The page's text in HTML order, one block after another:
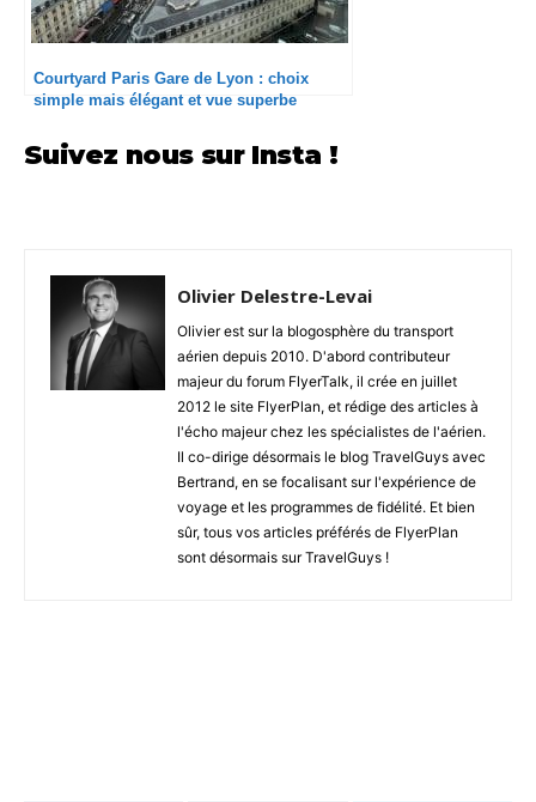
Courtyard Paris Gare de Lyon : choix
simple mais élégant et vue superbe
Suivez nous sur Insta !
Olivier Delestre-Levai
Olivier est sur la blogosphère du transport
aérien depuis 2010. D'abord contributeur
majeur du forum FlyerTalk, il crée en juillet
2012 le site FlyerPlan, et rédige des articles à
l'écho majeur chez les spécialistes de l'aérien.
Il co-dirige désormais le blog TravelGuys avec
Bertrand, en se focalisant sur l'expérience de
voyage et les programmes de fidélité. Et bien
sûr, tous vos articles préférés de FlyerPlan
sont désormais sur TravelGuys !